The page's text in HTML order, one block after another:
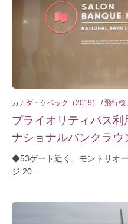
カナダ・ケベック（2019） /飛行機
プライオリティパス
ナショナルバンクラウ
◆53ゲート近く、モントリオ
ジ 20...